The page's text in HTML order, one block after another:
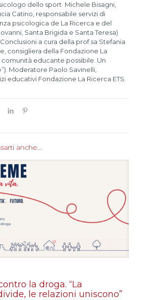
dello sport Michele Bisagni,
Catino, responsabile servizi di
psicologica de La Ricerca e del
Santa Brigida e Santa Teresa)
a cura della prof.sa Stefania
consigliera della Fondazione La
comunità educante possibile. Un
Moderatore Paolo Savinelli,
educativi Fondazione La Ricerca ETS.
anche...
la droga. “La
le relazioni uniscono”